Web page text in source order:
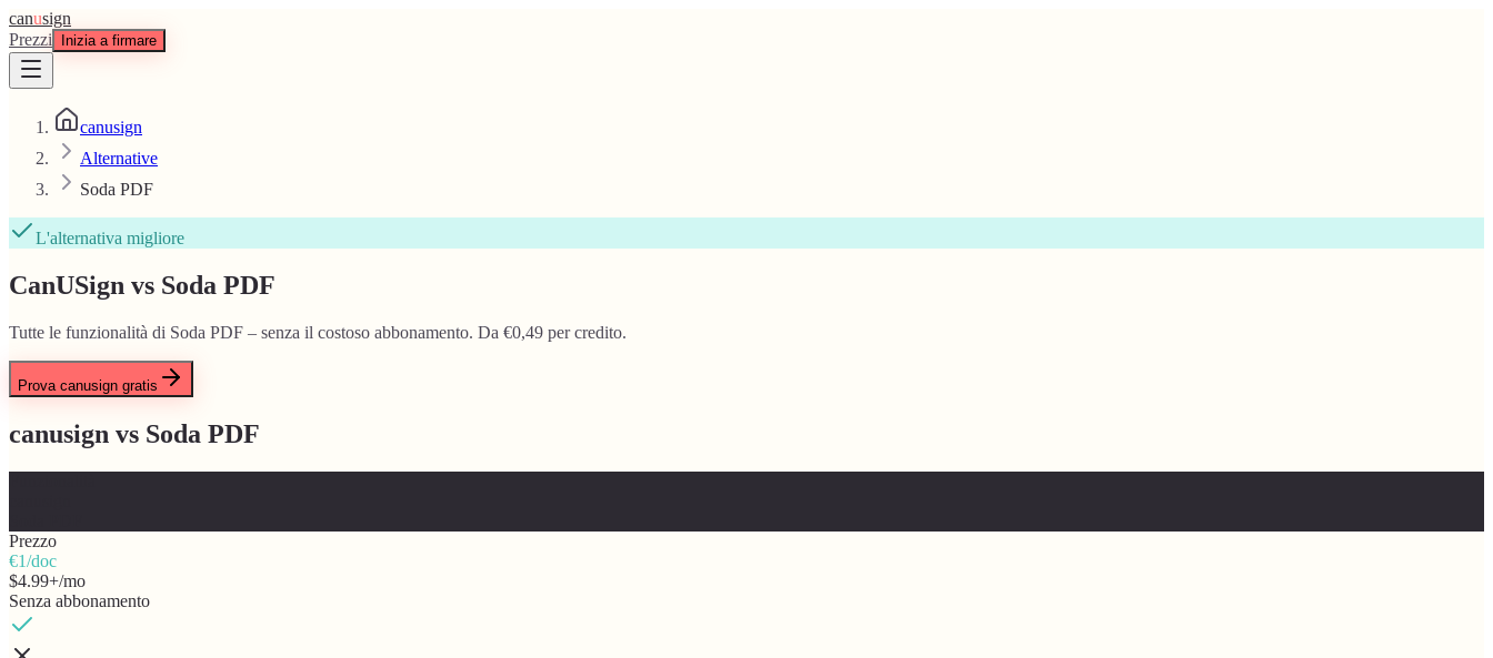
canusign
Prezzi
Inizia a firmare
canusign
Alternative
Soda PDF
L'alternativa migliore
CanUSign vs Soda PDF
Tutte le funzionalità di Soda PDF – senza il costoso abbonamento. Da €0,49 per credito.
Prova canusign gratis
canusign vs Soda PDF
Prezzo
€1/doc
$4.99+/mo
Senza abbonamento